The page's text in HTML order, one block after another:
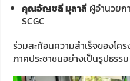
คุณอัญชลี มุลาลี ผู้อำนวย
SCGC
ร่วมสะท้อนความสำเร็จของโค
ภาคประชาชนอย่างเป็นรูปธรรม